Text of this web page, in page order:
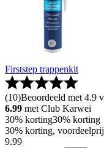
Firststep trappenkit
(10)Beoordeeld met 4.9
6.99 met Club Karwei
30% korting30% korting
30% korting,
9.99